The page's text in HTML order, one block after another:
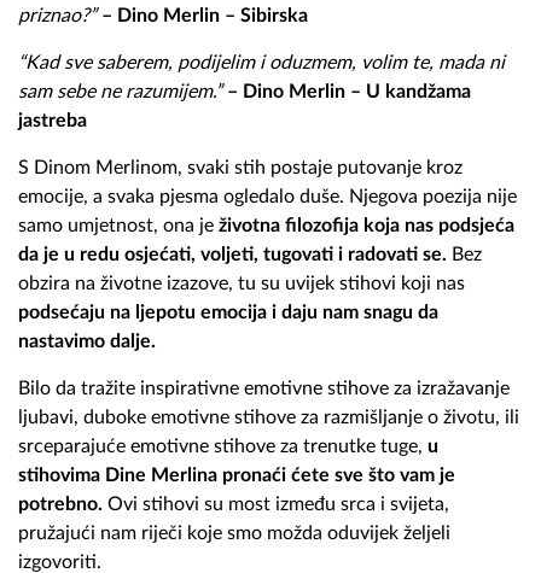
priznao?”– Dino Merlin – Sibirska
“Kad sve saberem, podijelim i oduzmem, volim te, mada ni
sam sebe ne razumijem.”– Dino Merlin – U kandžama
jastreba
S Dinom Merlinom, svaki stih postaje putovanje kroz
emocije, a svaka pjesma ogledalo duše. Njegova poezija nije
samo umjetnost, ona je životna filozofija koja nas podsjeća
da je u redu osjećati, voljeti, tugovati i radovati se. Bez
obzira na životne izazove, tu su uvijek stihovi koji nas
podsećaju na ljepotu emocija i daju nam snagu da
nastavimo dalje.
Bilo da tražite inspirativne emotivne stihove za izražavanje
ljubavi, duboke emotivne stihove za razmišljanje o životu, ili
srceparajuće emotivne stihove za trenutke tuge, u
stihovima Dine Merlina pronaći ćete sve što vam je
potrebno. Ovi stihovi su most između srca i svijeta,
pružajući nam riječi koje smo možda oduvijek željeli
izgovoriti.